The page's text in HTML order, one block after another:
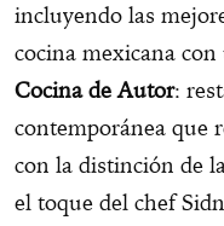
incluyendo las
cocina mexicana
Cocina de Autor:
contemporánea que
con la distinción de
el toque del chef